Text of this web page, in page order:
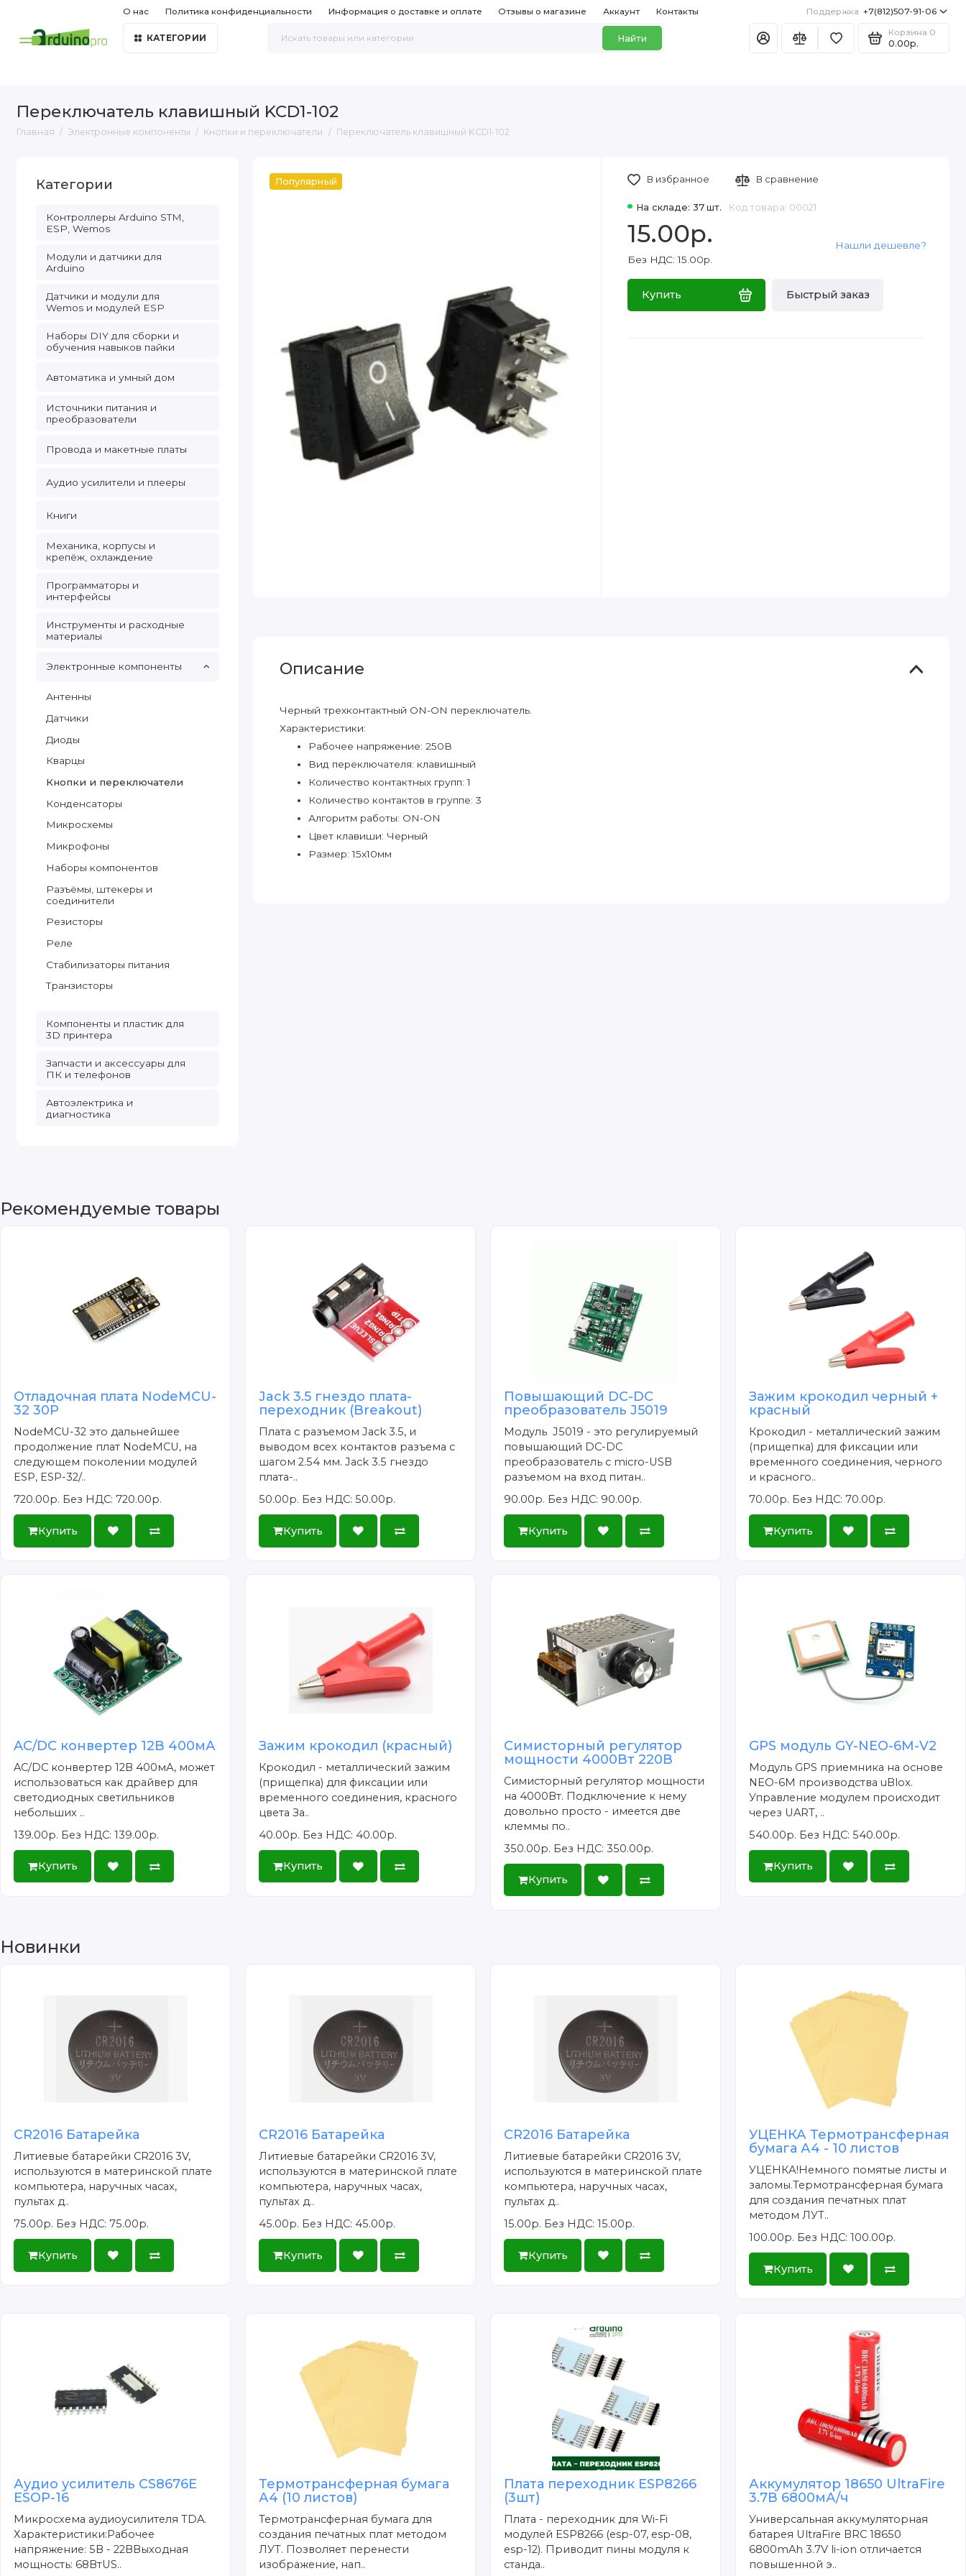
О нас Политика конфиденциальности Информация о доставке и оплате Отзывы о магазине Аккаунт Контакты Поддержка +7(812)507-91-06
КАТЕГОРИИ Найти
Корзина 0
0.00р.
Переключатель клавишный KCD1-102
Главная Электронные компоненты Кнопки и переключатели Переключатель клавишный KCD1-102
Категории
Контроллеры Arduino STM,
ESP, Wemos
Модули и датчики для
Arduino
Датчики и модули для
Wemos и модулей ESP
Наборы DIY для сборки и
обучения навыков пайки
Автоматика и умный дом
Источники питания и
преобразователи
Провода и макетные платы
Аудио усилители и плееры
Книги
Механика, корпусы и
крепёж, охлаждение
Программаторы и
интерфейсы
Инструменты и расходные
материалы
Электронные компоненты
Антенны
Датчики
Диоды
Кварцы
Кнопки и переключатели
Конденсаторы
Микросхемы
Микрофоны
Наборы компонентов
Разъёмы, штекеры и
соединители
Резисторы
Реле
Стабилизаторы питания
Транзисторы
Компоненты и пластик для
3D принтера
Запчасти и аксессуары для
ПК и телефонов
Автоэлектрика и
диагностика
Популярный
На складе: 37 шт. Код товара: 00021
15.00р.
Без НДС: 15.00р.
Купить Быстрый заказ
Нашли дешевле?
В избранное В сравнение
Описание
Черный трехконтактный ON-ON переключатель.
Характеристики:
Рабочее напряжение: 250В
Вид переключателя: клавишный
Количество контактных групп: 1
Количество контактов в группе: 3
Алгоритм работы: ON-ON
Цвет клавиши: Черный
Размер: 15x10мм
Рекомендуемые товары
Отладочная плата NodeMCU-
32 30P
NodeMCU-32 это дальнейшее
продолжение плат NodeMCU, на
следующем поколении модулей
ESP, ESP-32/..
720.00р. Без НДС: 720.00р.
Купить
Jack 3.5 гнездо плата-
переходник (Breakout)
Плата с разъемом Jack 3.5, и
выводом всех контактов разъема с
шагом 2.54 мм. Jack 3.5 гнездо
плата-..
50.00р. Без НДС: 50.00р.
Купить
Повышающий DC-DC
преобразователь J5019
Модуль J5019 - это регулируемый
повышающий DC-DC
преобразователь c micro-USB
разъемом на вход питан..
90.00р. Без НДС: 90.00р.
Купить
Зажим крокодил черный +
красный
Крокодил - металлический зажим
(прищепка) для фиксации или
временного соединения, черного
и красного..
70.00р. Без НДС: 70.00р.
Купить
AC/DC конвертер 12В 400мА
AC/DC конвертер 12В 400мА, может
использоваться как драйвер для
светодиодных светильников
небольших ..
139.00р. Без НДС: 139.00р.
Купить
Зажим крокодил (красный)
Крокодил - металлический зажим
(прищепка) для фиксации или
временного соединения, красного
цвета За..
40.00р. Без НДС: 40.00р.
Купить
Симисторный регулятор
мощности 4000Вт 220В
Симисторный регулятор мощности
на 4000Вт. Подключение к нему
довольно просто - имеется две
клеммы по..
350.00р. Без НДС: 350.00р.
Купить
GPS модуль GY-NEO-6M-V2
Модуль GPS приемника на основе
NEO-6M производства uBlox.
Управление модулем происходит
через UART, ..
540.00р. Без НДС: 540.00р.
Купить
Новинки
CR2016 Батарейка
Литиевые батарейки CR2016 3V,
используются в материнской плате
компьютера, наручных часах,
пультах д..
75.00р. Без НДС: 75.00р.
Купить
CR2016 Батарейка
Литиевые батарейки CR2016 3V,
используются в материнской плате
компьютера, наручных часах,
пультах д..
45.00р. Без НДС: 45.00р.
Купить
CR2016 Батарейка
Литиевые батарейки CR2016 3V,
используются в материнской плате
компьютера, наручных часах,
пультах д..
15.00р. Без НДС: 15.00р.
Купить
УЦЕНКА Термотрансферная
бумага А4 - 10 листов
УЦЕНКА!Немного помятые листы и
заломы.Термотрансферная бумага
для создания печатных плат
методом ЛУТ..
100.00р. Без НДС: 100.00р.
Купить
Аудио усилитель CS8676E
ESOP-16
Микросхема аудиоусилителя TDA.
Характеристики:Рабочее
напряжение: 5В - 22ВВыходная
мощность: 68ВтUS..
Термотрансферная бумага
А4 (10 листов)
Термотрансферная бумага для
создания печатных плат методом
ЛУТ. Позволяет перенести
изображение, нап..
Плата переходник ESP8266
(3шт)
Плата - переходник для Wi-Fi
модулей ESP8266 (esp-07, esp-08,
esp-12). Приводит пины модуля к
станда..
Аккумулятор 18650 UltraFire
3.7В 6800мА/ч
Универсальная аккумуляторная
батарея UltraFire BRC 18650
6800mAh 3.7V li-ion отличается
повышенной э..